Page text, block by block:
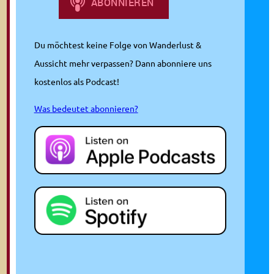
Du möchtest keine Folge von Wanderlust &
Aussicht mehr verpassen? Dann abonniere uns
kostenlos als Podcast!
Was bedeutet abonnieren?